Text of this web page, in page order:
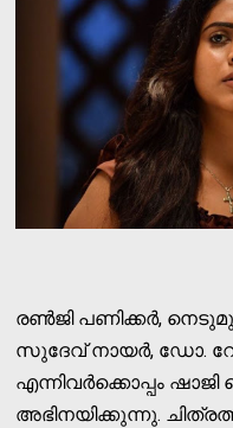
രണ്‍ജി പണിക്കര്‍,
സുദേവ് നായര്‍, ഡോ.
എന്നിവര്‍ക്കൊപ്പം
അഭിനയിക്കുന്നു.